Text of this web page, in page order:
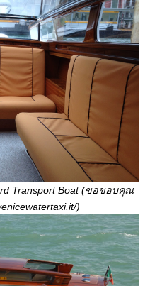
Transport Boat (ขอขอบคุณ
)